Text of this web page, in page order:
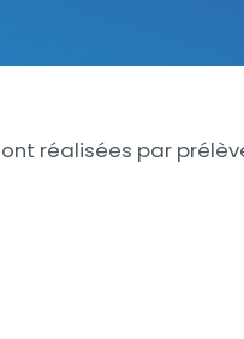
réalisées par